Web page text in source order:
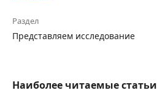
Раздел
Представляем исследование
Наиболее читаемые статьи